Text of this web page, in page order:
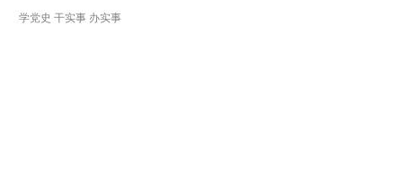
学党史 干实事 办实事